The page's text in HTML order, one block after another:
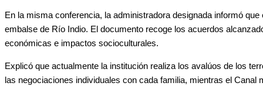
En la misma conferencia, la administradora designada informó
embalse de Río Indio. El documento recoge los acuerdos
económicas e impactos socioculturales.
Explicó que actualmente la institución realiza los avalúos de los
las negociaciones individuales con cada familia, mientras el